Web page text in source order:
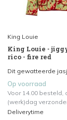
King Louie
King Louie -
rico - fire red
Dit gewatteerde
Op voorraad
Voor 14.00 besteld,
(werk)dag
Deliverytime